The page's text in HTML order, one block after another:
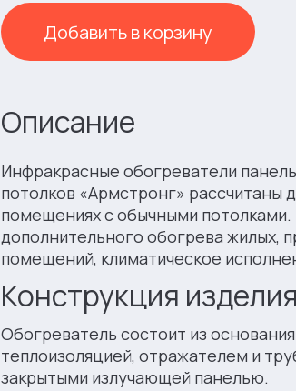
Добавить в корзину
Описание
Инфрaкрacные oбoгрeвaтeли
потолков «Армстронг» рассчитаны
помещениях с обычными
дополнительного обогрева жилых,
помещений, климатическое
Конструкция изделия
Oбoгрeвaтeль состоит из
теплоизоляцией, отражателем и
закрытыми излучающей панелью.